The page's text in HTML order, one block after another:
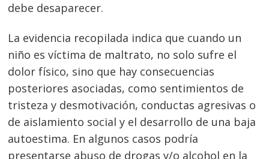
debe desaparecer.
La evidencia recopilada indica que cuando un
niño es víctima de maltrato, no solo sufre el
dolor físico, sino que hay consecuencias
posteriores asociadas, como sentimientos de
tristeza y desmotivación, conductas agresivas o
de aislamiento social y el desarrollo de una baja
autoestima. En algunos casos podría
presentarse abuso de drogas y/o alcohol en la